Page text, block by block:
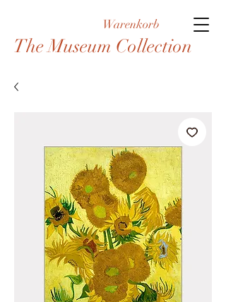
Warenkorb
The Museum Collection